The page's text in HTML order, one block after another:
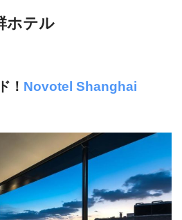
ホテル
！ Novotel Shanghai